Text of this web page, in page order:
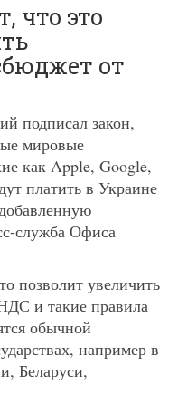
что это
от
подписал закон,
мировые
как Apple, Google,
платить в Украине
служба Офиса
позволит увеличить
и такие правила
обычной
например в
Беларуси,